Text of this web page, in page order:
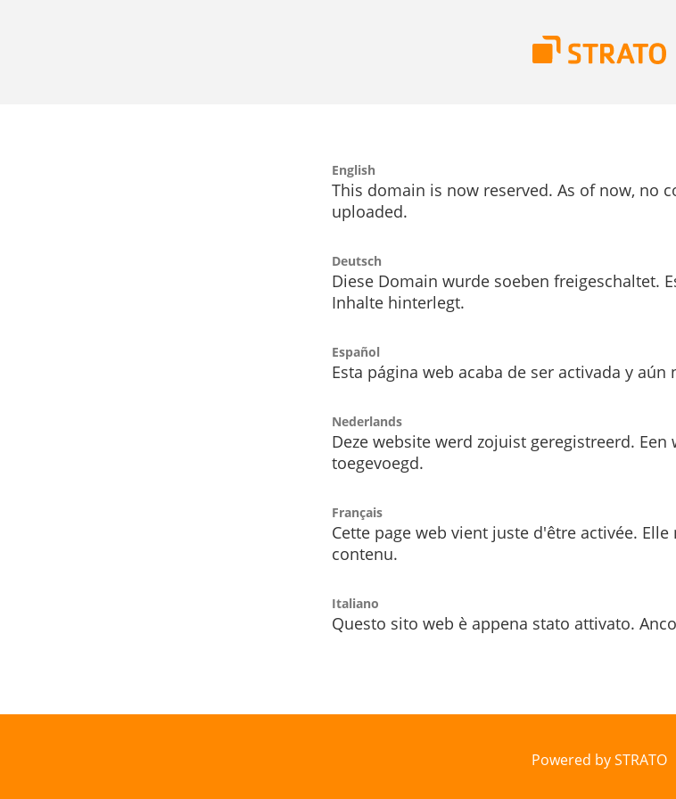
English
This domain is now reserved. As of now, no
uploaded.
Deutsch
Diese Domain wurde soeben freigeschaltet.
Inhalte hinterlegt.
Español
Esta página web acaba de ser activada y
Nederlands
Deze website werd zojuist geregistreerd.
toegevoegd.
Français
Cette page web vient juste d'être activée.
contenu.
Italiano
Questo sito web è appena stato attivato.
Powered by STRATO